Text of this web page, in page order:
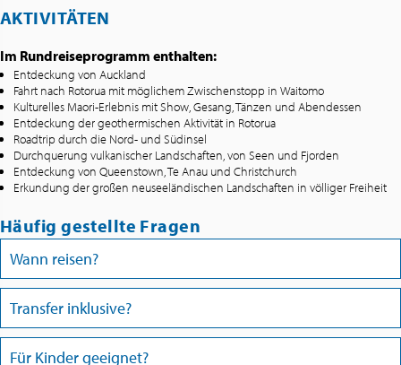
AKTIVITÄTEN
Im Rundreiseprogramm enthalten:
Entdeckung von Auckland
Fahrt nach Rotorua mit möglichem Zwischenstopp in Waitomo
Kulturelles Maori-Erlebnis mit Show, Gesang, Tänzen und Abendessen
Entdeckung der geothermischen Aktivität in Rotorua
Roadtrip durch die Nord- und Südinsel
Durchquerung vulkanischer Landschaften, von Seen und Fjorden
Entdeckung von Queenstown, Te Anau und Christchurch
Erkundung der großen neuseeländischen Landschaften in völliger Freiheit
Häufig gestellte Fragen
Wann reisen?
Transfer inklusive?
Für Kinder geeignet?